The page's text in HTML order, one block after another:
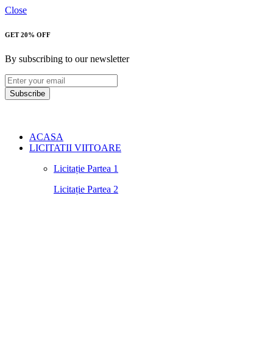
Close
GET 20% OFF
By subscribing to our newsletter
Subscribe
ACASA
LICITATII VIITOARE
Licitație Partea 1
Licitație Partea 2